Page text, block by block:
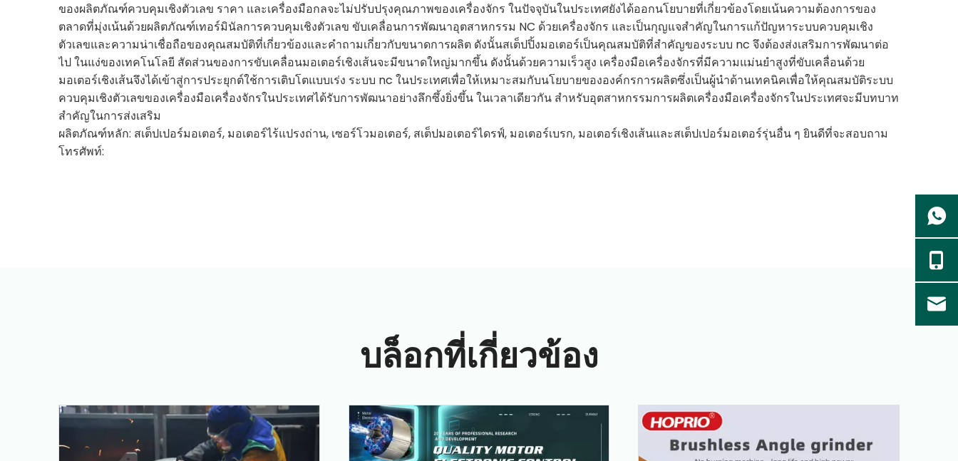
ของผลิตภัณฑ์ควบคุมเชิงตัวเลข ราคา และเครื่องมือกลจะไม่ปรับปรุงคุณภาพของเครื่องจักร ในปัจจุบันในประเทศยังได้ออกนโยบายที่เกี่ยวข้องโดยเน้นความต้องการของ
ตลาดที่มุ่งเน้นด้วยผลิตภัณฑ์เทอร์มินัลการควบคุมเชิงตัวเลข ขับเคลื่อนการพัฒนาอุตสาหกรรม NC ด้วยเครื่องจักร และเป็นกุญแจสำคัญในการแก้ปัญหาระบบควบคุมเชิง
ตัวเลขและความน่าเชื่อถือของคุณสมบัติที่เกี่ยวข้องและคำถามเกี่ยวกับขนาดการผลิต ดังนั้นสเต็ปปิ้งมอเตอร์เป็นคุณสมบัติที่สำคัญของระบบ nc จึงต้องส่งเสริมการพัฒนาต่อ
ไป ในแง่ของเทคโนโลยี สัดส่วนของการขับเคลื่อนมอเตอร์เชิงเส้นจะมีขนาดใหญ่มากขึ้น ดังนั้นด้วยความเร็วสูง เครื่องมือเครื่องจักรที่มีความแม่นยำสูงที่ขับเคลื่อนด้วย
มอเตอร์เชิงเส้นจึงได้เข้าสู่การประยุกต์ใช้การเติบโตแบบเร่ง ระบบ nc ในประเทศเพื่อให้เหมาะสมกับนโยบายขององค์กรการผลิตซึ่งเป็นผู้นำด้านเทคนิคเพื่อให้คุณสมบัติระบบ
ควบคุมเชิงตัวเลขของเครื่องมือเครื่องจักรในประเทศได้รับการพัฒนาอย่างลึกซึ้งยิ่งขึ้น ในเวลาเดียวกัน สำหรับอุตสาหกรรมการผลิตเครื่องมือเครื่องจักรในประเทศจะมีบทบาท
สำคัญในการส่งเสริม
ผลิตภัณฑ์หลัก: สเต็ปเปอร์มอเตอร์, มอเตอร์ไร้แปรงถ่าน, เซอร์โวมอเตอร์, สเต็ปมอเตอร์ไดรฟ์, มอเตอร์เบรก, มอเตอร์เชิงเส้นและสเต็ปเปอร์มอเตอร์รุ่นอื่น ๆ ยินดีที่จะสอบถาม
โทรศัพท์:
บล็อกที่เกี่ยวข้อง